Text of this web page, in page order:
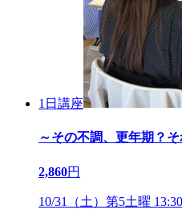
1日講座
～その不調、更年期？
2,860円
10/31（土）第5土曜